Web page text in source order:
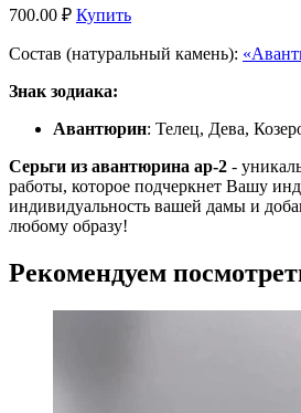
700.00 ₽ Купить
Состав (натуральный камень):
Знак зодиака:
Авантюрин: Телец, Дева,
Серьги из авантюрина ар-2 -
работы, которое подчеркнет Вашу
индивидуальность вашей дамы и
любому образу!
Рекомендуем